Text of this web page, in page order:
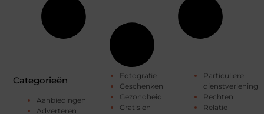
Categorieën
Aanbiedingen
Adverteren
Fotografie
Geschenken
Gezondheid
Gratis en
Particuliere
dienstverlening
Rechten
Relatie